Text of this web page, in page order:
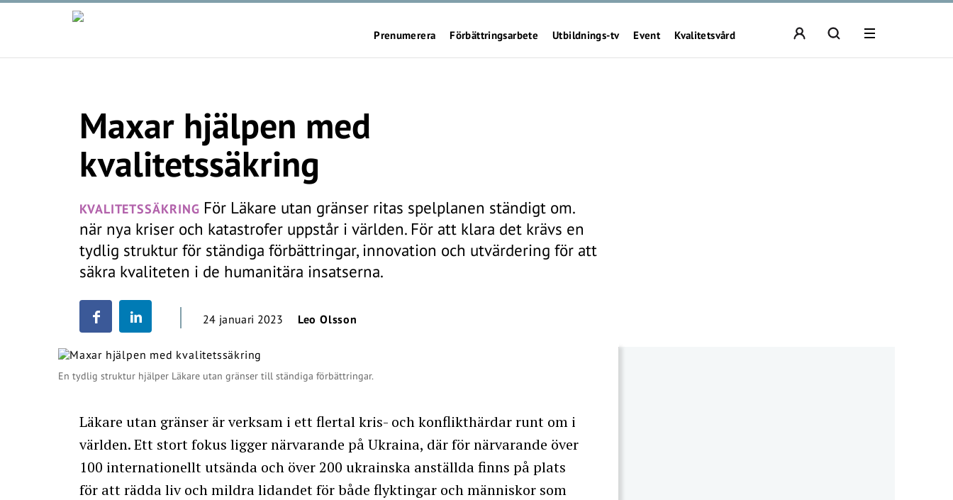
Prenumerera Förbättringsarbete Utbildnings-tv Event Kvalitetsvård
Maxar hjälpen med
kvalitetssäkring
KVALITETSSÄKRING För Läkare utan gränser ritas spelplanen ständigt om.
när nya kriser och katastrofer uppstår i världen. För att klara det krävs en
tydlig struktur för ständiga förbättringar, innovation och utvärdering för att
säkra kvaliteten i de humanitära insatserna.
24 januari 2023 Leo Olsson
En tydlig struktur hjälper Läkare utan gränser till ständiga förbättringar.
Läkare utan gränser är verksam i ett flertal kris- och konflikthärdar runt om i
världen. Ett stort fokus ligger närvarande på Ukraina, där för närvarande över
100 internationellt utsända och över 200 ukrainska anställda finns på plats
för att rädda liv och mildra lidandet för både flyktingar och människor som